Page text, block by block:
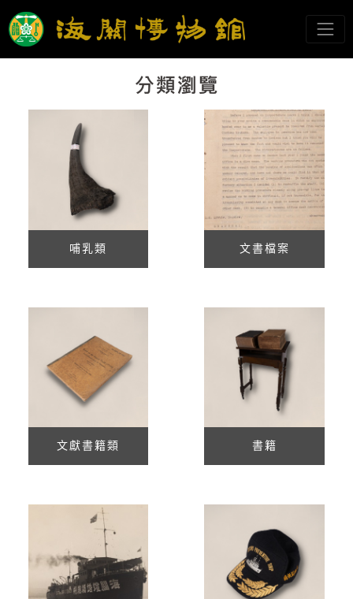
海關博物館
網頁導覽
哺乳類 文書檔案
文獻書籍類 書籍